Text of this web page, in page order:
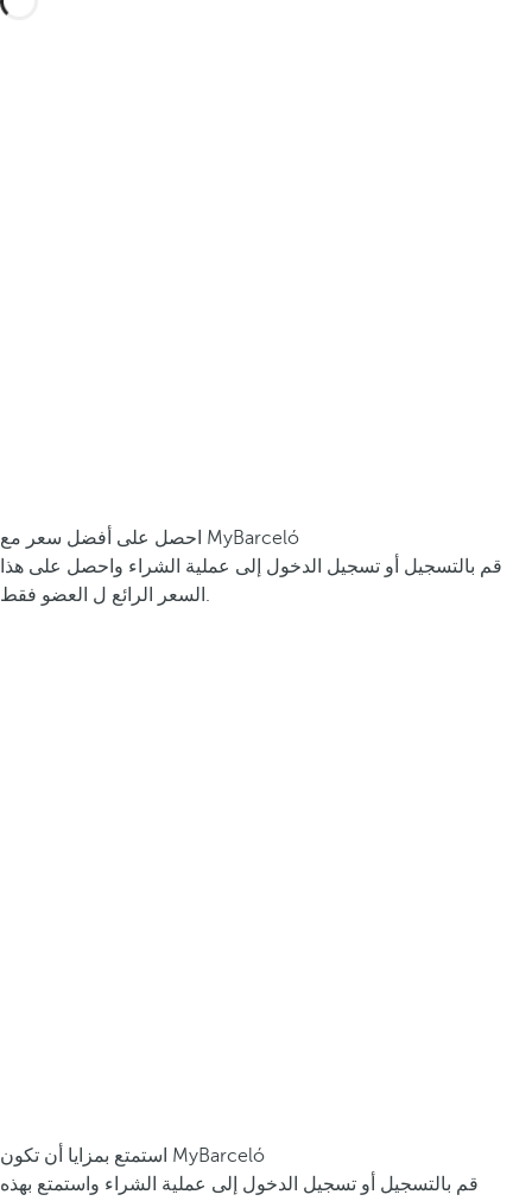
احصل على أفضل سعر مع MyBarceló
قم بالتسجيل أو تسجيل الدخول إلى عملية الشراء واحصل على هذا
السعر الرائع ل العضو فقط.
استمتع بمزايا أن تكون MyBarceló
قم بالتسجيل أو تسجيل الدخول إلى عملية الشراء واستمتع بهذه